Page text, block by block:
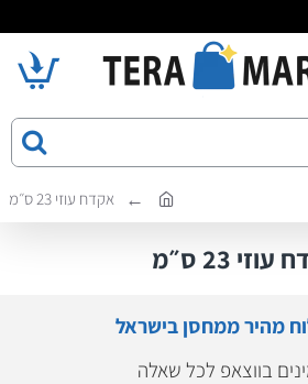
אקדח עוזי 23 ס״מ
23 ס״מ
מהיר ממחסן בישראל
בווצאפ לכל שאלה